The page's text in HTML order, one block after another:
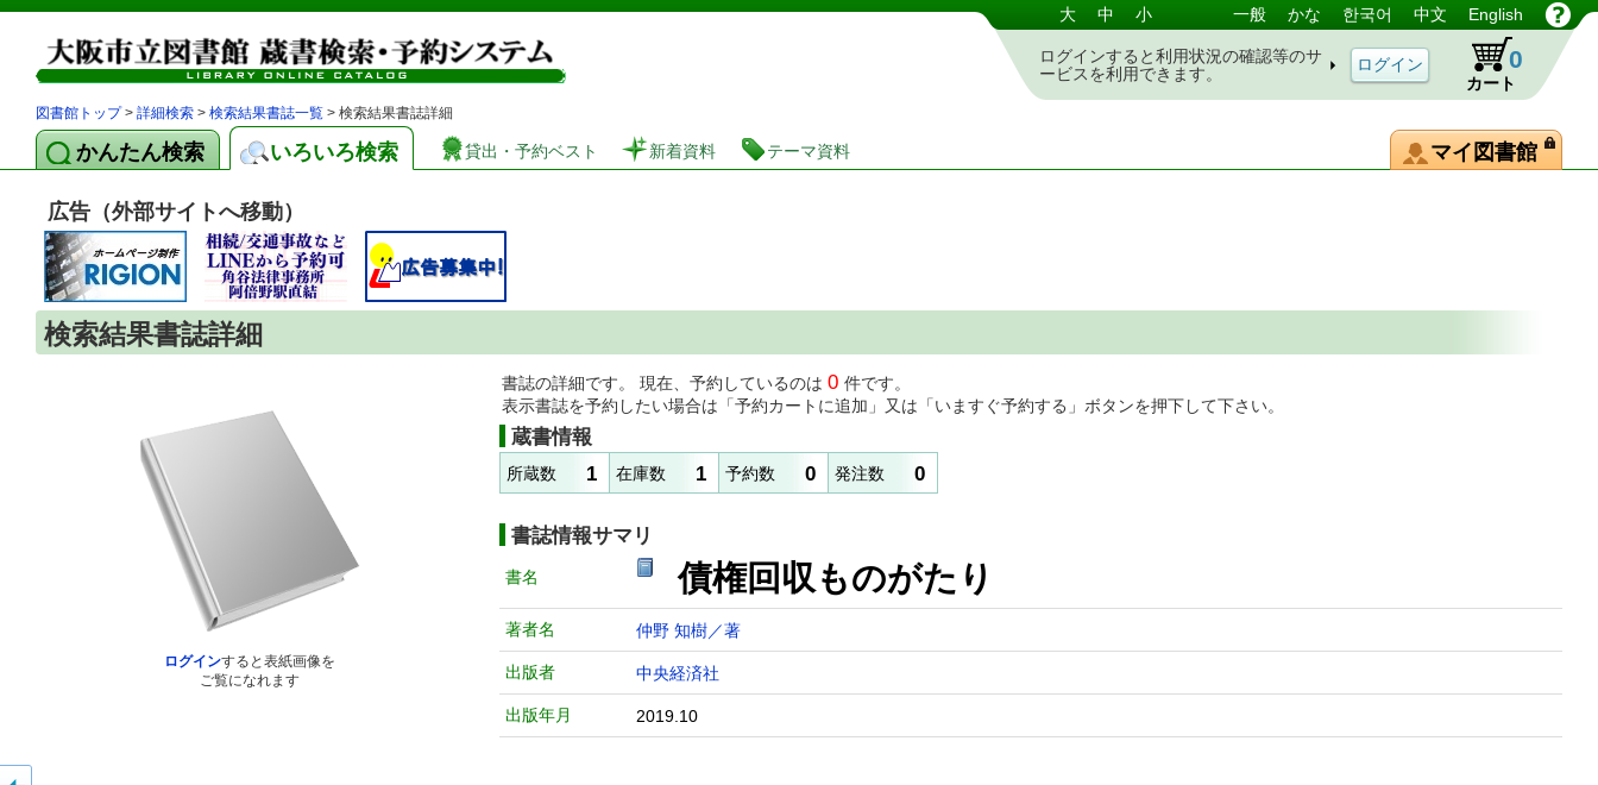
図書館 蔵書検索・予約システム 大 中 小 一般 かな 한국어 中文 English
ログインすると利用状況の確認等のサ
ービスを利用できます。
カート
0
図書館トップ> 詳細検索 > 検索結果書誌一覧 > 検索結果書誌詳細
かんたん検索 いろいろ検索 貸出・予約ベスト 新着資料 テーマ資料 マイ図書館
広告（外部サイトへ移動）
検索結果書誌詳細
ログインすると表紙画像を
ご覧になれます
書誌の詳細です。 現在、予約しているのは 0 件です。
表示書誌を予約したい場合は「予約カートに追加」又は「いますぐ予約する」ボタンを押下して下さい。
蔵書情報
所蔵数 1 在庫数 1 予約数 0 発注数 0
書誌情報サマリ
書名 債権回収ものがたり
著者名 仲野 知樹／著
出版者 中央経済社
出版年月 2019.10